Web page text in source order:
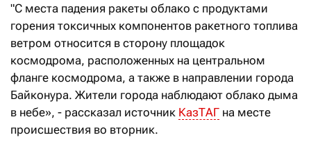
"С места падения ракеты облако с продуктами
горения токсичных компонентов ракетного топлива
ветром относится в сторону площадок
космодрома, расположенных на центральном
фланге космодрома, а также в направлении города
Байконура. Жители города наблюдают облако дыма
в небе», - рассказал источник КазТАГ на месте
происшествия во вторник.